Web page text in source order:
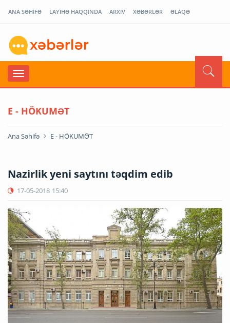
ANA SƏHİFƏ LAYİHƏ HAQQINDA ARXİV XƏBƏRLƏR ƏLAQƏ
E - HÖKUMƏT
Ana Səhifə E - HÖKUMƏT
Nazirlik yeni saytını təqdim edib
17-05-2018 15:40